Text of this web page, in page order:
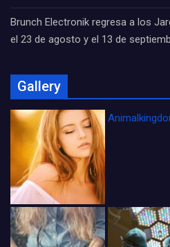
Brunch Electronik regresa a los
el 23 de agosto y el 13 de
Gallery